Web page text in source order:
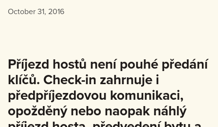
October 31, 2016
Příjezd hostů není pouhé předání
klíčů. Check-in zahrnuje i
předpříjezdovou komunikaci,
opožděný nebo naopak náhlý